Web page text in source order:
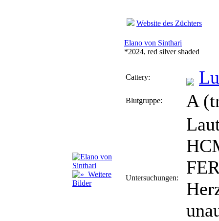
Website des Züchters
Weitere
Bilder
Elano von Sinthari
*2024, red silver shaded
Cattery:
Blutgruppe: A
Untersuchungen: